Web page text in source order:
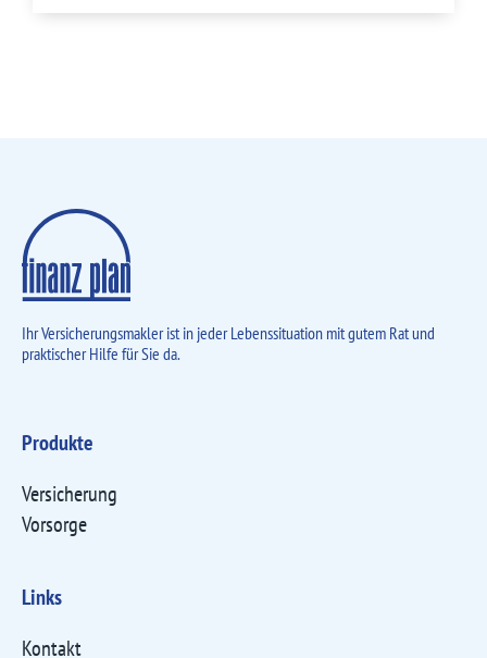
Ihr Versicherungsmakler ist in jeder Lebens­situation mit gutem Rat und
praktischer Hilfe für Sie da.
Produkte
Versicherung
Vorsorge
Links
Kontakt